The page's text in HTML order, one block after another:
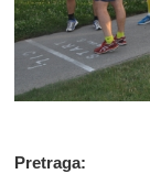
Pretraga: